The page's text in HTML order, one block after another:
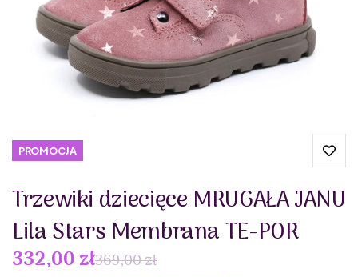
PROMOCJA
Trzewiki dziecięce MRUGAŁA JANU
Lila Stars Membrana TE-POR
332,00 zł369,00 zł